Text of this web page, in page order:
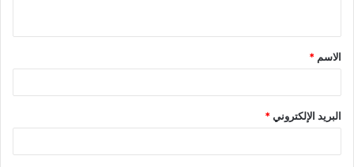
ق
*
الاسم *
البريد الإلكتروني*